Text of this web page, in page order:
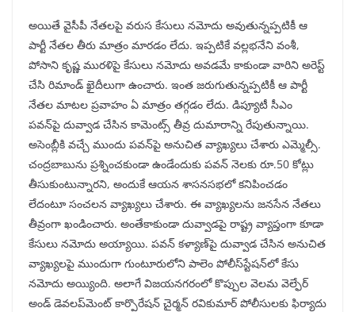
అయితే వైసీపీ నేతలపై వరుస కేసులు నమోదు అవుతున్నప్పటికీ ఆ
పార్టీ నేతల తీరు మాత్రం మారడం లేదు. ఇప్పటికే వల్లభనేని వంశీ,
పోసాని కృష్ణ మురళిపై కేసులు నమోదు అవడమే కాకుండా వారిని అరెస్ట్‌
చేసి రిమాండ్ ఖైదీలుగా ఉంచారు. ఇంత జరుగుతున్నప్పటికీ ఆ పార్టీ
నేతల మాటల ప్రవాహం ఏ మాత్రం తగ్గడం లేదు. డిప్యూటీ సీఎం
పవన్‌పై దువ్వాడ చేసిన కామెంట్స్ తీవ్ర దుమారాన్ని రేపుతున్నాయి.
అసెంబ్లీకి వచ్చే ముందు పవన్‌పై అనుచిత వ్యాఖ్యలు చేశారు ఎమ్మెల్సీ.
చంద్రబాబును ప్రశ్నించకుండా ఉండేందుకు పవన్ నెలకు రూ.50 కోట్లు
తీసుకుంటున్నారని, అందుకే ఆయన శాసనసభలో కనిపించడం
లేదంటూ సంచలన వ్యాఖ్యలు చేశారు. ఈ వ్యాఖ్యలను జనసేన నేతలు
తీవ్రంగా ఖండించారు. అంతేకాకుండా దువ్వాడపై రాష్ట్ర వ్యాప్తంగా కూడా
కేసులు నమోదు అయ్యాయి. పవన్‌ కళ్యాణ్‌పై దువ్వాడ చేసిన అనుచిత
వ్యాఖ్యలపై ముందుగా గుంటూరులోని పాలెం పోలీస్‌స్టేషన్‌లో కేసు
నమోదు అయ్యింది. అలాగే విజయనగరంలో కొప్పుల వెలమ వెల్ఫేర్
అండ్ డెవలప్‌మెంట్ కార్పొరేషన్ చైర్మన్ రవికుమార్ పోలీసులకు ఫిర్యాదు